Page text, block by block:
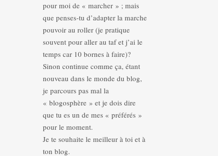
pour moi de « marcher » ; mais
que penses-tu d’adapter la marche
pouvoir au roller (je pratique
souvent pour aller au taf et j’ai le
temps car 10 bornes à faire)?
Sinon continue comme ça, étant
nouveau dans le monde du blog,
je parcours pas mal la
« blogosphère » et je dois dire
que tu es un de mes « préférés »
pour le moment.
Je te souhaite le meilleur à toi et à
ton blog.